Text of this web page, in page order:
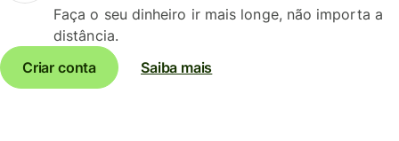
Faça o seu dinheiro ir mais longe, não importa a
distância.
Criar conta
Saiba mais